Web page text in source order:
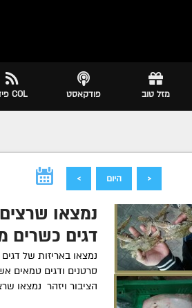
מזל טוב פודקאסט COL פיד
< היום >
נמצאו
דגים כשרים
נמצאו באריזות של
סרטנים ודגים טמאים
הציבור ויזהר נמצאו